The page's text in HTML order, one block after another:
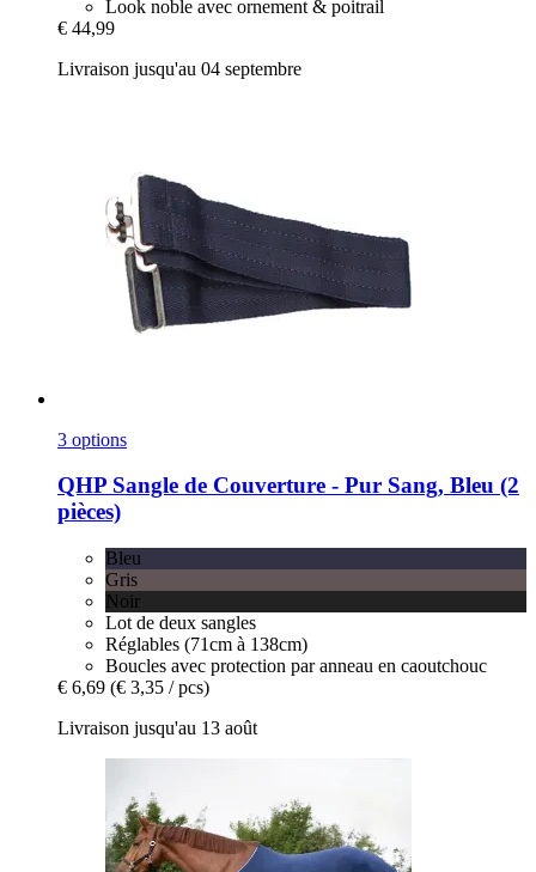
Look noble avec ornement & poitrail
€ 44,99
Livraison jusqu'au 04 septembre
3 options
QHP Sangle de Couverture -​ Pur Sang, Bleu (2
pièces)
Bleu
Gris
Noir
Lot de deux sangles
Réglables (71cm à 138cm)
Boucles avec protection par anneau en caoutchouc
€ 6,69 (€ 3,35 / pcs)
Livraison jusqu'au 13 août